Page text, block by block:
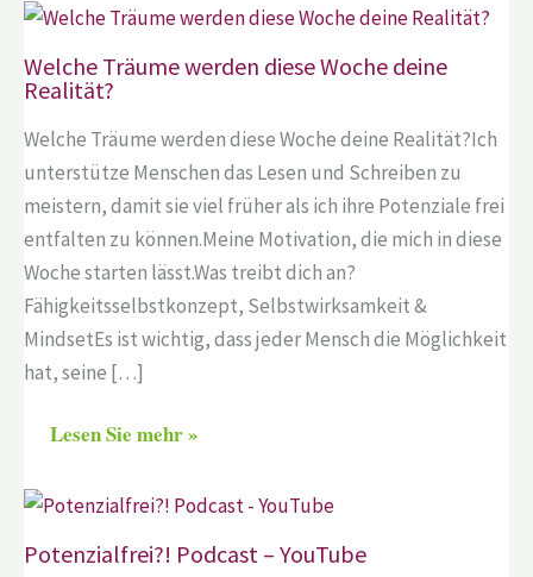
Welche Träume werden diese Woche deine
Realität?
Welche Träume werden diese Woche deine Realität?Ich
unterstütze Menschen das Lesen und Schreiben zu
meistern, damit sie viel früher als ich ihre Potenziale frei
entfalten zu können.Meine Motivation, die mich in diese
Woche starten lässt.Was treibt dich an?
Fähigkeitsselbstkonzept, Selbstwirksamkeit &
MindsetEs ist wichtig, dass jeder Mensch die Möglichkeit
hat, seine […]
Lesen Sie mehr »
Potenzialfrei?! Podcast – YouTube